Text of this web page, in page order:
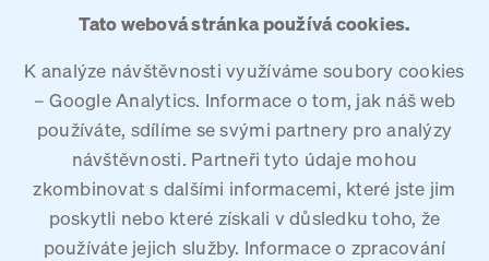
Tato webová stránka používá cookies.
K analýze návštěvnosti využíváme soubory cookies
– Google Analytics. Informace o tom, jak náš web
používáte, sdílíme se svými partnery pro analýzy
návštěvnosti. Partneři tyto údaje mohou
zkombinovat s dalšími informacemi, které jste jim
poskytli nebo které získali v důsledku toho, že
používáte jejich služby. Informace o zpracování